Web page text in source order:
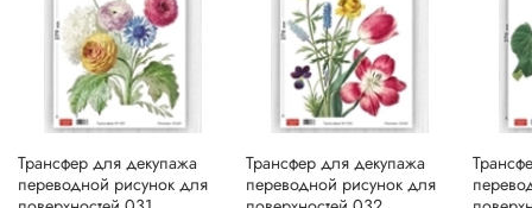
Трансфер для декупажа
переводной рисунок для
Трансфер для декупажа
переводной рисунок для